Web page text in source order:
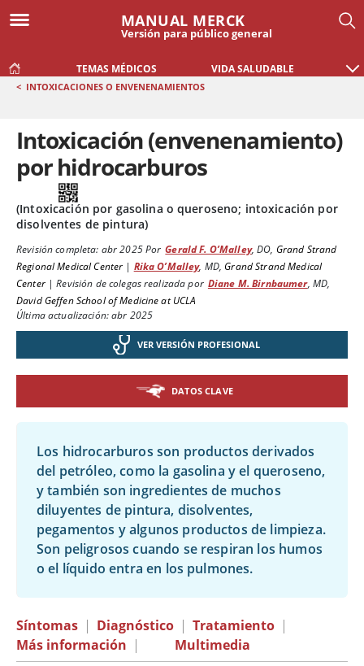
MANUAL MERCK
Versión para público general
TEMAS MÉDICOS VIDA SALUDABLE
< INTOXICACIONES O ENVENENAMIENTOS
Intoxicación (envenenamiento)
por hidrocarburos
(Intoxicación por gasolina o queroseno; intoxicación por
disolventes de pintura)
Revisión completa: abr 2025Por Gerald F. O’Malley,DO, Grand Strand
Regional Medical Center | Rika O’Malley, MD,Grand Strand Medical
Center|Revisión de colegas realizada por Diane M. Birnbaumer, MD,
David Geffen School of Medicine at UCLA
Última actualización: abr 2025
VER VERSIÓN PROFESIONAL
DATOS CLAVE
Los hidrocarburos son productos derivados
del petróleo, como la gasolina y el queroseno,
y también son ingredientes de muchos
diluyentes de pintura, disolventes,
pegamentos y algunos productos de limpieza.
Son peligrosos cuando se respiran los humos
o el líquido entra en los pulmones.
Síntomas | Diagnóstico | Tratamiento |
Más información | Multimedia